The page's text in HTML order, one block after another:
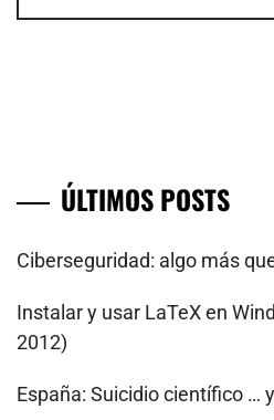
ÚLTIMOS POSTS
Ciberseguridad: algo más
Instalar y usar LaTeX en
2012)
España: Suicidio científico …